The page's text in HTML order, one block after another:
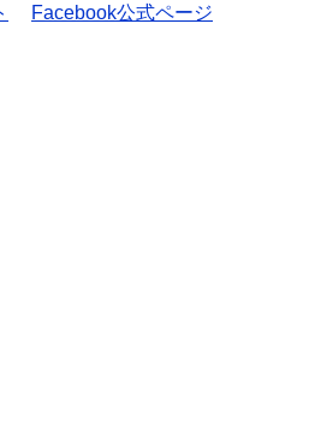
Facebook公式ページ